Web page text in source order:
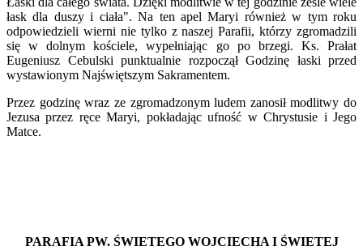
łask dla duszy i ciała". Na ten apel Maryi również w tym roku
odpowiedzieli wierni nie tylko z naszej Parafii, którzy zgromadzili
się w dolnym kościele, wypełniając go po brzegi. Ks. Prałat
Eugeniusz Cebulski punktualnie rozpoczął Godzinę łaski przed
wystawionym Najświętszym Sakramentem.
Przez godzinę wraz ze zgromadzonym ludem zanosił modlitwy do
Jezusa przez ręce Maryi, pokładając ufność w Chrystusie i Jego
Matce.
PARAFIA PW. ŚWIĘTEGO WOJCIECHA I ŚWIĘTEJ